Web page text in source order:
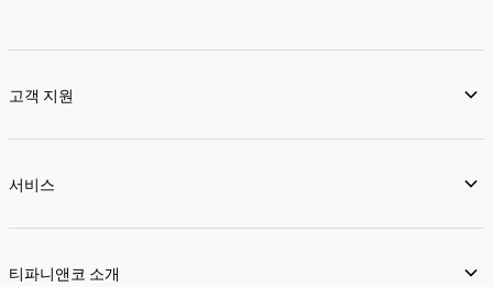
고객 지원
서비스
티파니앤코 소개